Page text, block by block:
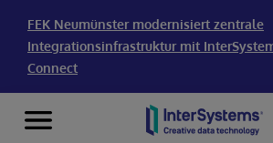
FEK Neumünster modernisiert zentrale
Integrationsinfrastruktur mit
Connect
Skip to content
Menu